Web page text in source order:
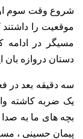
شروع وقت سوم
موقعیت را داشتند
مسیگر در ادامه
دستان دروازه بان
سه دقیقه بعد در
یک ضربه کاشته
بچه های ما به
پیمان حسینی ،